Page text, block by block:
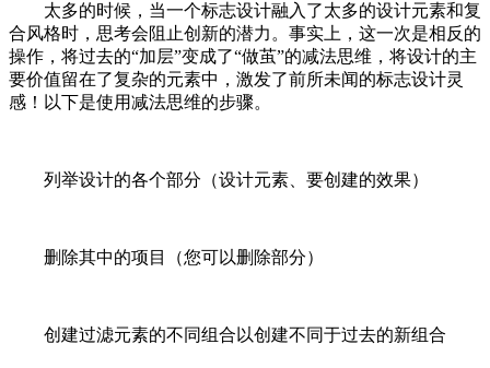
太多的时候，当一个标志设计融入了太多的设计元素和复
合风格时，思考会阻止创新的潜力。事实上，这一次是相反的
操作，将过去的“加层”变成了“做茧”的减法思维，将设计的主
要价值留在了复杂的元素中，激发了前所未闻的标志设计灵
感！以下是使用减法思维的步骤。
列举设计的各个部分（设计元素、要创建的效果）
删除其中的项目（您可以删除部分）
创建过滤元素的不同组合以创建不同于过去的新组合